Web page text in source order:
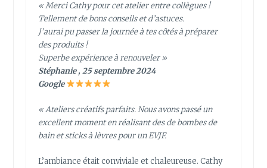
« Merci Cathy pour cet atelier entre collègues !
Tellement de bons conseils et d’astuces.
J’aurai pu passer la journée à tes côtés à préparer
des produits !
Superbe expérience à renouveler »
Stéphanie , 25 septembre 2024
Google
« Ateliers créatifs parfaits. Nous avons passé un
excellent moment en réalisant des de bombes de
bain et sticks à lèvres pour un EVJF.
L’ambiance était conviviale et chaleureuse. Cathy